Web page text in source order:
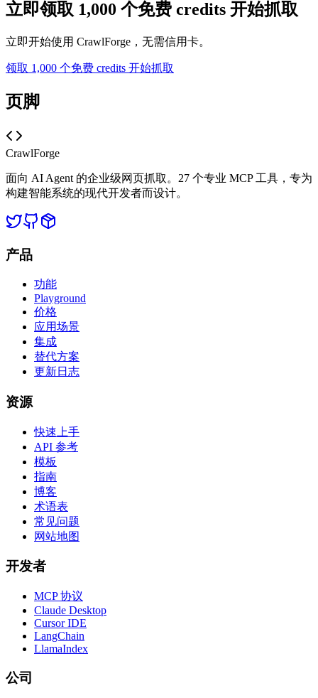
立即领取 1,000 个免费 credits 开始抓取
立即开始使用 CrawlForge，无需信用卡。
领取 1,000 个免费 credits 开始抓取
页脚
CrawlForge
面向 AI Agent 的企业级网页抓取。27 个专业 MCP 工具，专为
构建智能系统的现代开发者而设计。
产品
功能
Playground
价格
应用场景
集成
替代方案
更新日志
资源
快速上手
API 参考
模板
指南
博客
术语表
常见问题
网站地图
开发者
MCP 协议
Claude Desktop
Cursor IDE
LangChain
LlamaIndex
公司